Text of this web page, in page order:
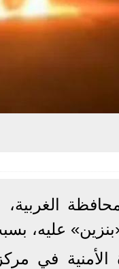
الغربية،
عليه،
في